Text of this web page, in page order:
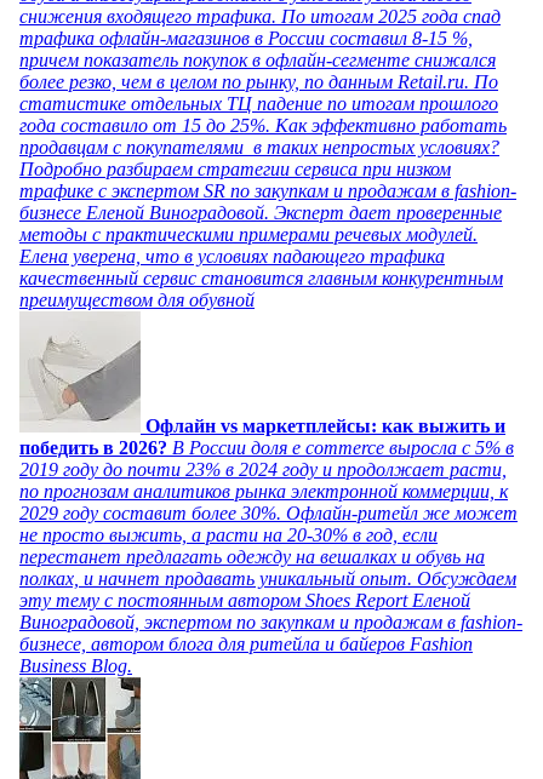
снижения входящего трафика. По итогам 2025 года спад
трафика офлайн-магазинов в России составил 8-15 %,
причем показатель покупок в офлайн-сегменте снижался
более резко, чем в целом по рынку, по данным Retail.ru. По
статистике отдельных ТЦ падение по итогам прошлого
года составило от 15 до 25%. Как эффективно работать
продавцам с покупателями в таких непростых условиях?
Подробно разбираем стратегии сервиса при низком
трафике с экспертом SR по закупкам и продажам в fashion-
бизнесе Еленой Виноградовой. Эксперт дает проверенные
методы с практическими примерами речевых модулей.
Елена уверена, что в условиях падающего трафика
качественный сервис становится главным конкурентным
преимуществом для обувной
Офлайн vs маркетплейсы: как выжить и
победить в 2026? В России доля e commerce выросла с 5% в
2019 году до почти 23% в 2024 году и продолжает расти,
по прогнозам аналитиков рынка электронной коммерции, к
2029 году составит более 30%. Офлайн-ритейл же может
не просто выжить, а расти на 20-30% в год, если
перестанет предлагать одежду на вешалках и обувь на
полках, и начнет продавать уникальный опыт. Обсуждаем
эту тему с постоянным автором Shoes Report Еленой
Виноградовой, экспертом по закупкам и продажам в fashion-
бизнесе, автором блога для ритейла и байеров Fashion
Business Blog.